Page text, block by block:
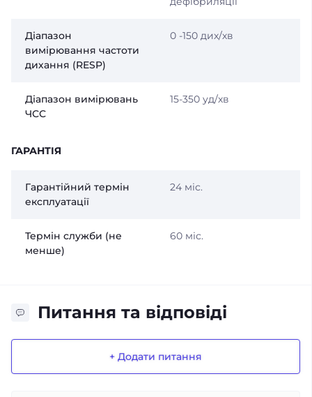
Діапазон
вимірювання частоти
дихання (RESP)
0 -150 дих/хв
Діапазон вимірювань
ЧСС
15-350 уд/хв
ГАРАНТІЯ
Гарантійний термін
експлуатації
24 міс.
Термін служби (не
менше)
60 міс.
Питання та відповіді
+ Додати питання